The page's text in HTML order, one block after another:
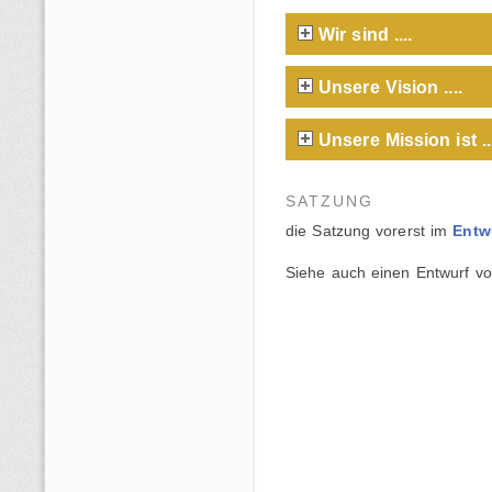
Wir sind ....
Unsere Vision ....
Unsere Mission ist
SATZUNG
die Satzung vorerst im
Siehe auch einen Entwurf